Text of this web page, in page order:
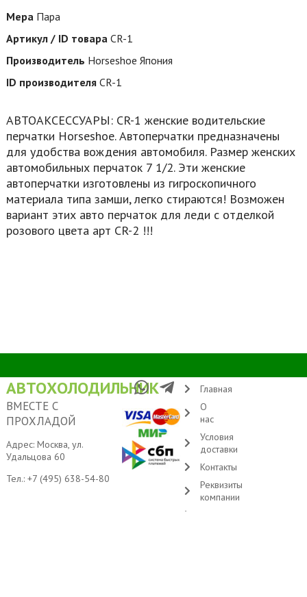
Мера Пара
Артикул / ID товара CR-1
Производитель Horseshoe Япония
ID производителя CR-1
АВТОАКСЕССУАРЫ: CR-1 женские водительские
перчатки Horseshoe. Автоперчатки предназначены
для удобства вождения автомобиля. Размер женских
автомобильных перчаток 7 1/2. Эти женские
автоперчатки изготовлены из гигроскопичного
материала типа замши, легко стираются! Возможен
вариант этих авто перчаток для леди с отделкой
розового цвета арт CR-2 !!!
АВТОХОЛОДИЛЬНИК
ВМЕСТЕ С
ПРОХЛАДОЙ
Адрес: Москва, ул.
Удальцова 60
Тел.: +7 (495) 638-54-80
Главная
О
нас
Условия
доставки
Контакты
Реквизиты
компании